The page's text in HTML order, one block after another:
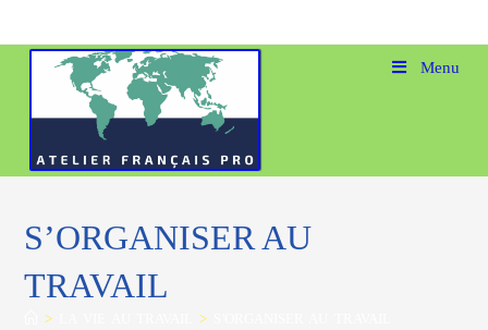
Menu
S’ORGANISER AU
TRAVAIL
> >